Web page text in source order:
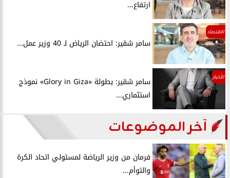
ارتفاع...
الاقتصاد
سامر شقير: احتضان الرياض لـ 40 وزير عمل...
الأخبار
سامر شقير: بطولة «Glory in Giza» نموذج
استثماري...
آخر الموضوعات
فرمان من وزير الرياضة لمسئولي اتحاد الكرة
والتوأم...